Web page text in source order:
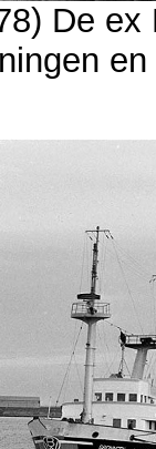
De ex